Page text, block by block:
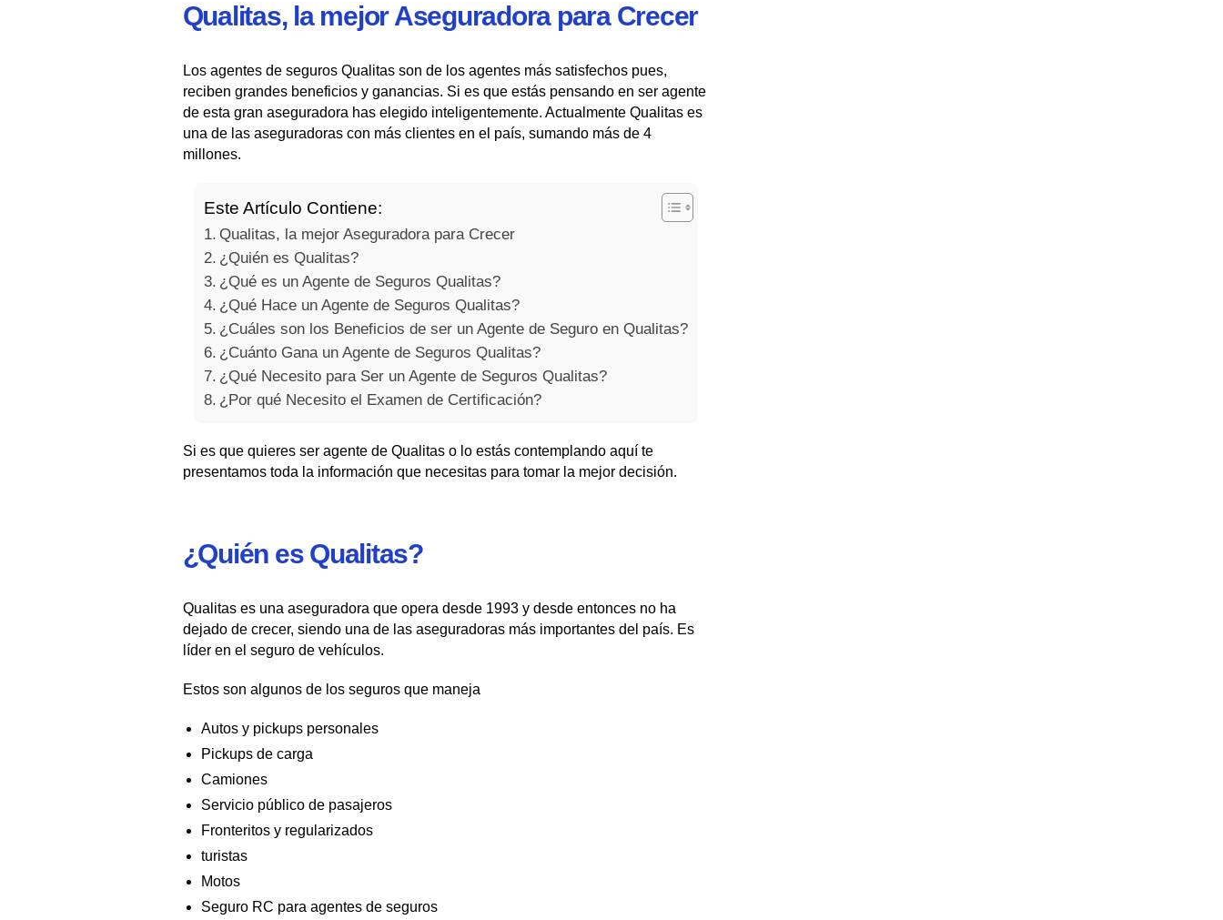
Qualitas, la mejor Aseguradora para Crecer
Los agentes de seguros Qualitas son de los agentes más satisfechos pues,
reciben grandes beneficios y ganancias. Si es que estás pensando en ser agente
de esta gran aseguradora has elegido inteligentemente. Actualmente Qualitas es
una de las aseguradoras con más clientes en el país, sumando más de 4
millones.
Este Artículo Contiene:
Qualitas, la mejor Aseguradora para Crecer
¿Quién es Qualitas?
¿Qué es un Agente de Seguros Qualitas?
¿Qué Hace un Agente de Seguros Qualitas?
¿Cuáles son los Beneficios de ser un Agente de Seguro en Qualitas?
¿Cuánto Gana un Agente de Seguros Qualitas?
¿Qué Necesito para Ser un Agente de Seguros Qualitas?
¿Por qué Necesito el Examen de Certificación?
Si es que quieres ser agente de Qualitas o lo estás contemplando aquí te
presentamos toda la información que necesitas para tomar la mejor decisión.
¿Quién es Qualitas?
Qualitas es una aseguradora que opera desde 1993 y desde entonces no ha
dejado de crecer, siendo una de las aseguradoras más importantes del país. Es
líder en el seguro de vehículos.
Estos son algunos de los seguros que maneja
Autos y pickups personales
Pickups de carga
Camiones
Servicio público de pasajeros
Fronteritos y regularizados
turistas
Motos
Seguro RC para agentes de seguros